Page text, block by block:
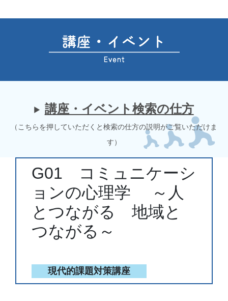
講座・イベント検索の仕方
（こちらを押していただくと検索の仕方の説明がご覧いただけま
す）
G01 コミュニケーシ
ョンの心理学 ～人
とつながる 地域と
つながる～
現代的課題対策講座